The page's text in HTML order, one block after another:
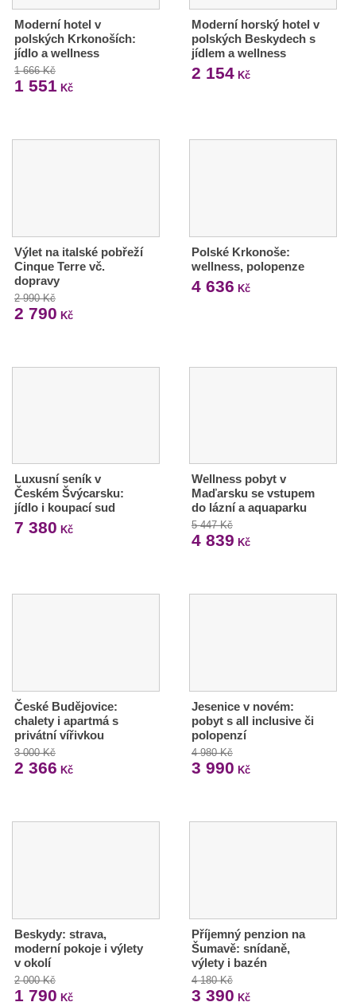
Moderní hotel v
polských Krkonoších:
jídlo a wellness
1 666 Kč
1 551 Kč
Moderní horský hotel v
polských Beskydech s
jídlem a wellness
2 154Kč
Výlet na italské pobřeží
Cinque Terre vč.
dopravy
2 990 Kč
2 790 Kč
Polské Krkonoše:
wellness, polopenze
4 636 Kč
Luxusní seník v
Českém Švýcarsku:
jídlo i koupací sud
7 380 Kč
Wellness pobyt v
Maďarsku se vstupem
do lázní a aquaparku
5 447 Kč
4 839 Kč
České Budějovice:
chalety i apartmá s
privátní vířivkou
3 000 Kč
2 366 Kč
Jesenice v novém:
pobyt s all inclusive či
polopenzí
4 980 Kč
3 990 Kč
Beskydy: strava,
moderní pokoje i výlety
v okolí
2 000 Kč
1 790 Kč
Příjemný penzion na
Šumavě: snídaně,
výlety i bazén
4 180 Kč
3 390 Kč